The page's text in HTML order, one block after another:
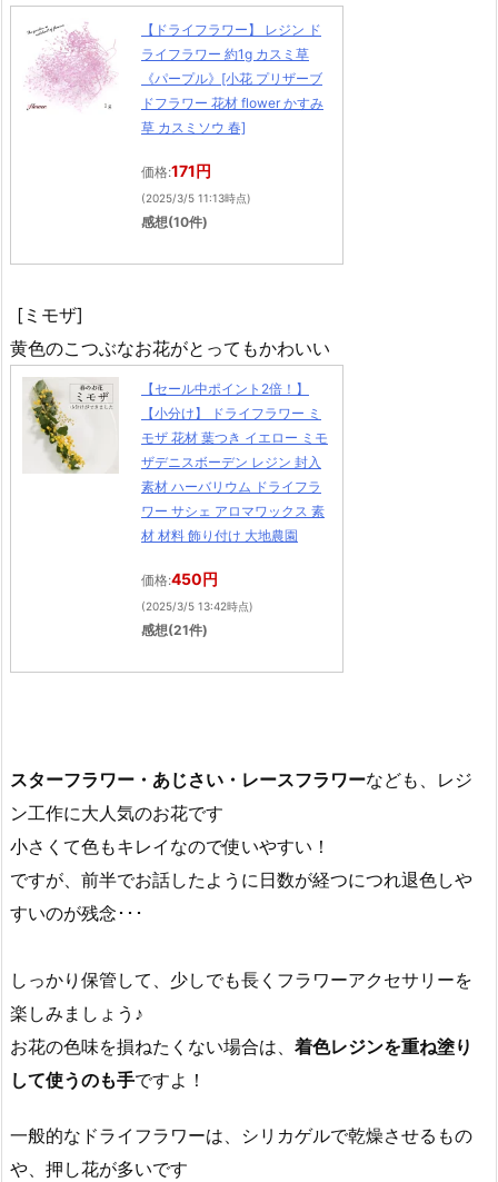
【ドライフラワー】 レジン ド
ライフラワー 約1g カスミ草
《パープル》[小花 プリザーブ
ドフラワー 花材 flower かすみ
草 カスミソウ 春]
価格:171円
(2025/3/5 11:13時点)
感想(10件)
[ミモザ]
黄色のこつぶなお花がとってもかわいい
【セール中ポイント2倍！】
【小分け】 ドライフラワー ミ
モザ 花材 葉つき イエロー ミモ
ザデニスボーデン レジン 封入
素材 ハーバリウム ドライフラ
ワー サシェ アロマワックス 素
材 材料 飾り付け 大地農園
価格:450円
(2025/3/5 13:42時点)
感想(21件)
スターフラワー・あじさい・レースフラワーなども、レジ
ン工作に大人気のお花です
小さくて色もキレイなので使いやすい！
ですが、前半でお話したように日数が経つにつれ退色しや
すいのが残念･･･
しっかり保管して、少しでも長くフラワーアクセサリーを
楽しみましょう♪
お花の色味を損ねたくない場合は、 着色レジンを重ね塗り
して使うのも手ですよ！
一般的なドライフラワーは、シリカゲルで乾燥させるもの
や、押し花が多いです